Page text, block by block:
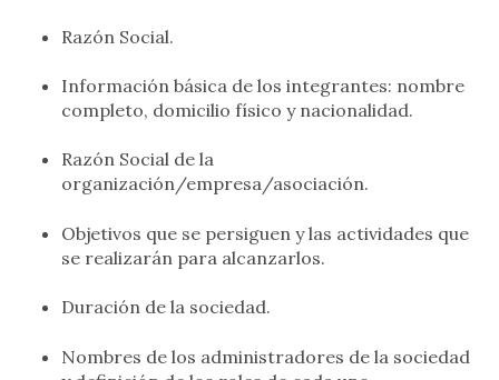
Razón Social.
Información básica de los integrantes: nombre
completo, domicilio físico y nacionalidad.
Razón Social de la
organización/empresa/asociación.
Objetivos que se persiguen y las actividades que
se realizarán para alcanzarlos.
Duración de la sociedad.
Nombres de los administradores de la sociedad